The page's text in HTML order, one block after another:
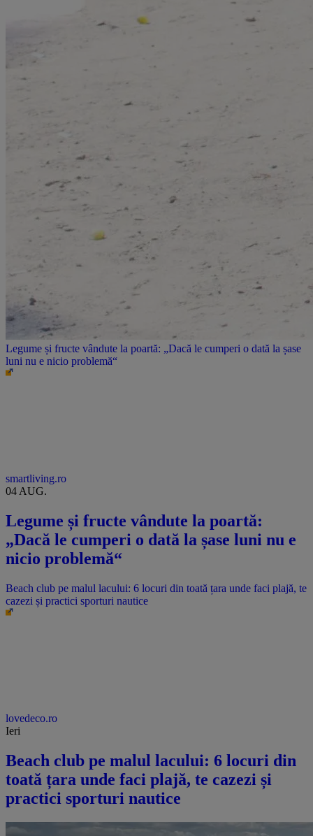
Legume și fructe vândute la poartă: „Dacă le cumperi o dată la șase
luni nu e nicio problemă“
smartliving.ro
04 AUG.
Legume și fructe vândute la poartă:
„Dacă le cumperi o dată la șase luni nu e
nicio problemă“
Beach club pe malul lacului: 6 locuri din toată țara unde faci plajă, te
cazezi și practici sporturi nautice
lovedeco.ro
Ieri
Beach club pe malul lacului: 6 locuri din
toată țara unde faci plajă, te cazezi și
practici sporturi nautice